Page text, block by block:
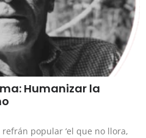
Humanizar la
popular ‘el que no llora,